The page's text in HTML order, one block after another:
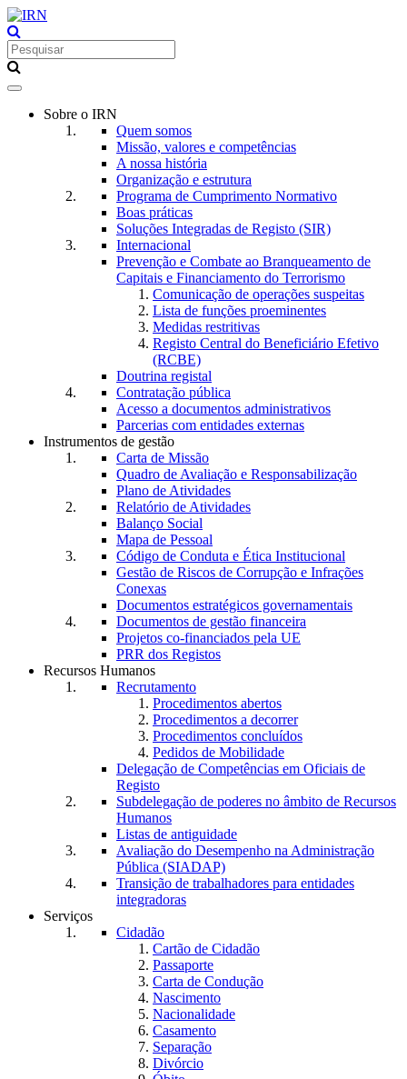
Toggle
navigationSobre o IRN
Quem somos
Missão, valores e competências
A nossa história
Organização e estrutura
Programa de Cumprimento Normativo
Boas práticas
Soluções Integradas de Registo (SIR)
Internacional
Prevenção e Combate ao Branqueamento de
Capitais e Financiamento do Terrorismo
Comunicação de operações suspeitas
Lista de funções proeminentes
Medidas restritivas
Registo Central do Beneficiário Efetivo
(RCBE)
Doutrina registal
Contratação pública
Acesso a documentos administrativos
Parcerias com entidades externas
Instrumentos de gestão
Carta de Missão
Quadro de Avaliação e Responsabilização
Plano de Atividades
Relatório de Atividades
Balanço Social
Mapa de Pessoal
Código de Conduta e Ética Institucional
Gestão de Riscos de Corrupção e Infrações
Conexas
Documentos estratégicos governamentais
Documentos de gestão financeira
Projetos co-financiados pela UE
PRR dos Registos
Recursos Humanos
Recrutamento
Procedimentos abertos
Procedimentos a decorrer
Procedimentos concluídos
Pedidos de Mobilidade
Delegação de Competências em Oficiais de
Registo
Subdelegação de poderes no âmbito de Recursos
Humanos
Listas de antiguidade
Avaliação do Desempenho na Administração
Pública (SIADAP)
Transição de trabalhadores para entidades
integradoras
Serviços
Cidadão
Cartão de Cidadão
Passaporte
Carta de Condução
Nascimento
Nacionalidade
Casamento
Separação
Divórcio